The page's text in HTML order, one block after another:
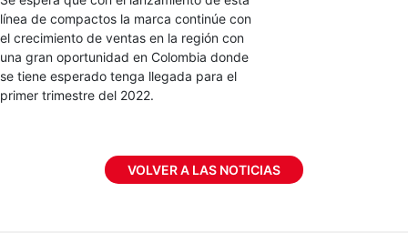
línea de compactos la marca continúe con
el crecimiento de ventas en la región con
una gran oportunidad en Colombia donde
se tiene esperado tenga llegada para el
primer trimestre del 2022.
VOLVER A LAS NOTICIAS